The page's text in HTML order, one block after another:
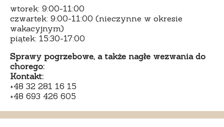
wtorek: 9:00-11:00
czwartek: 9:00-11:00 (nieczynne w okresie
wakacyjnym)
piątek: 15:30-17:00
Sprawy pogrzebowe, a także nagłe wezwania do
chorego:
Kontakt:
+48 32 281 16 15
+48 693 426 605